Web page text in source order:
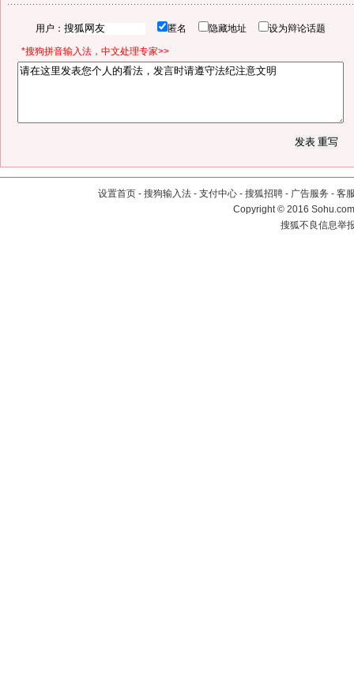
用户： 匿名 隐藏地址 设为辩论话题
*搜狗拼音输入法，中文处理专家>>
设置首页 - 搜狗输入法 - 支付中心 - 搜狐招聘 - 广告服务 - 客
Copyright©2016
搜狐不良信息举